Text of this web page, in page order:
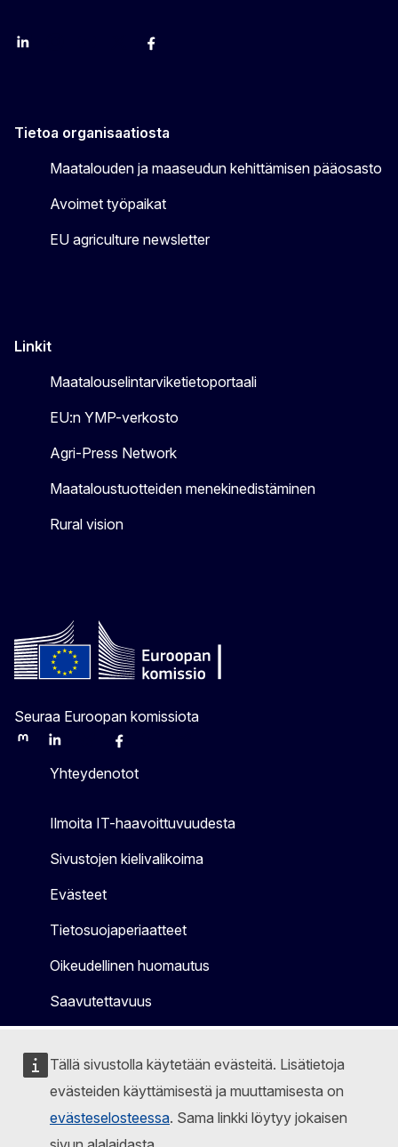
Tällä sivustolla käytetään evästeitä. Lisätietoja
evästeiden käyttämisestä ja muuttamisesta on
evästeselosteessa. Sama linkki löytyy jokaisen
LinkedIn Facebook
Tietoa organisaatiosta
Maatalouden ja maaseudun kehittämisen pääosasto
Avoimet työpaikat
EU agriculture newsletter
Linkit
Maatalouselintarviketietoportaali
EU:n YMP-verkosto
Agri-Press Network
Maataloustuotteiden menekinedistäminen
Rural vision
Seuraa Euroopan komissiota
MastodonLinkedInBlueskyFacebook
Yhteydenotot
Ilmoita IT-haavoittuvuudesta
Sivustojen kielivalikoima
Evästeet
Tietosuojaperiaatteet
Oikeudellinen huomautus
Saavutettavuus